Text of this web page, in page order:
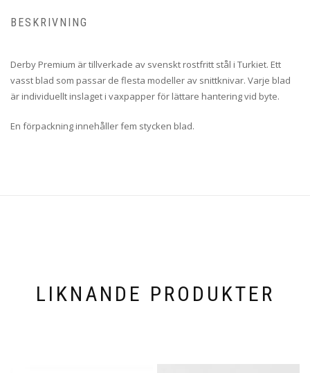
BESKRIVNING
Derby Premium är tillverkade av svenskt rostfritt stål i Turkiet. Ett
vasst blad som passar de flesta modeller av snittknivar. Varje blad
är individuellt inslaget i vaxpapper för lättare hantering vid byte.
En förpackning innehåller fem stycken blad.
LIKNANDE PRODUKTER